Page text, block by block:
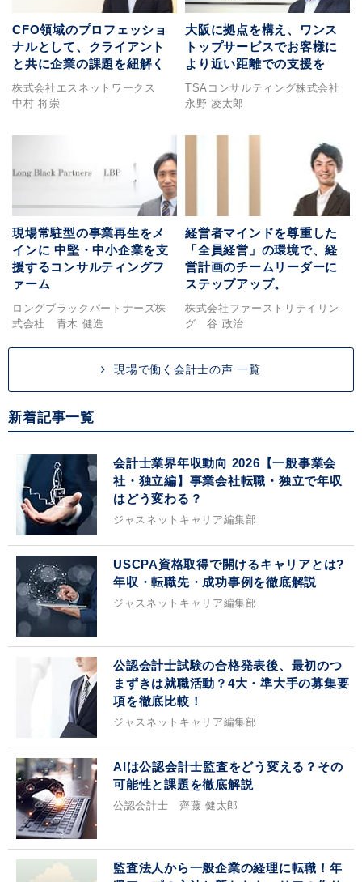
CFO領域のプロフェッショ
ナルとして、クライアント
と共に企業の課題を紐解く
株式会社エスネットワークス
中村 将崇
大阪に拠点を構え、ワンス
トップサービスでお客様に
より近い距離での支援を
TSAコンサルティング株式会社
永野 凌太郎
現場常駐型の事業再生をメ
インに 中堅・中小企業を支
援するコンサルティングフ
ァーム
ロングブラックパートナーズ株
式会社 青木 健造
経営者マインドを尊重した
「全員経営」の環境で、経
営計画のチームリーダーに
ステップアップ。
株式会社ファーストリテイリン
グ 谷 政治
現場で働く会計士の声 一覧
新着記事一覧
会計士業界年収動向 2026【一般事業会
社・独立編】事業会社転職・独立で年収
はどう変わる？
ジャスネットキャリア編集部
USCPA資格取得で開けるキャリアとは?
年収・転職先・成功事例を徹底解説
ジャスネットキャリア編集部
公認会計士試験の合格発表後、最初のつ
まずきは就職活動？4大・準大手の募集要
項を徹底比較！
ジャスネットキャリア編集部
AIは公認会計士監査をどう変える？その
可能性と課題を徹底解説
公認会計士 齊藤 健太郎
監査法人から一般企業の経理に転職！年